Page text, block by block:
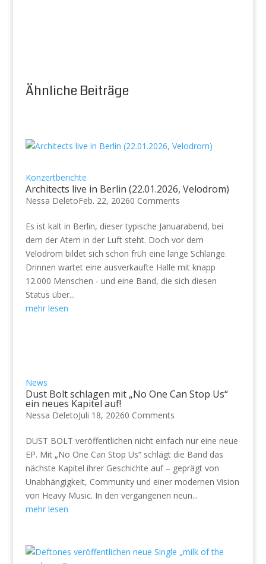
Ähnliche Beiträge
Konzertberichte
Architects live in Berlin (22.01.2026, Velodrom)
Nessa DeletoFeb. 22, 20260 Comments
Es ist kalt in Berlin, dieser typische Januarabend, bei
dem der Atem in der Luft steht. Doch vor dem
Velodrom bildet sich schon früh eine lange Schlange.
Drinnen wartet eine ausverkaufte Halle mit knapp
12.000 Menschen - und eine Band, die sich diesen
Status über...
mehr lesen
News
Dust Bolt schlagen mit „No One Can Stop Us“
ein neues Kapitel auf!
Nessa DeletoJuli 18, 20260 Comments
DUST BOLT veröffentlichen nicht einfach nur eine neue
EP. Mit „No One Can Stop Us“ schlägt die Band das
nächste Kapitel ihrer Geschichte auf – geprägt von
Unabhängigkeit, Community und einer modernen Vision
von Heavy Music. In den vergangenen neun...
mehr lesen